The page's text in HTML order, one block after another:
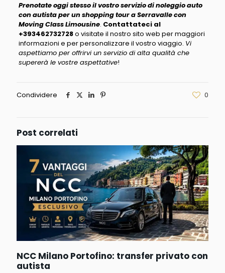
Prenotate oggi stesso il vostro servizio di noleggio auto
con autista per un shopping tour a Serravalle con
Moving Class Limousine. Contattateci al
+393462732728o visitate il nostro sito web per maggiori
informazioni e per personalizzare il vostro viaggio. Vi
aspettiamo per offrirvi un servizio di alta qualità che
supererà le vostre aspettative!
Condividere 0
Post correlati
NCC Milano Portofino: transfer privato con
autista